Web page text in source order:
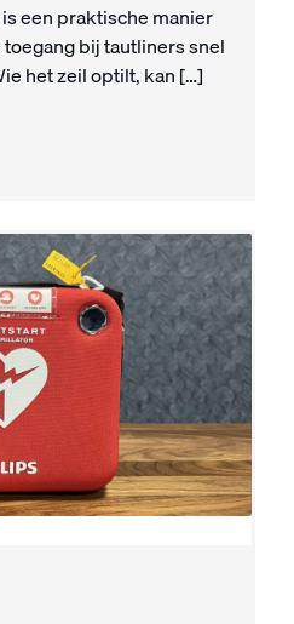
een praktische manier
bij tautliners snel
het zeil optilt, kan […]